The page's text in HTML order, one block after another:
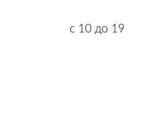
с 10 до 19